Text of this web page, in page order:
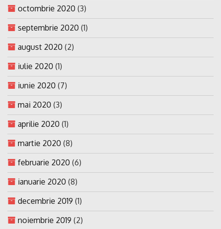
octombrie 2020 (3)
septembrie 2020 (1)
august 2020 (2)
iulie 2020 (1)
iunie 2020 (7)
mai 2020 (3)
aprilie 2020 (1)
martie 2020 (8)
februarie 2020 (6)
ianuarie 2020 (8)
decembrie 2019 (1)
noiembrie 2019 (2)